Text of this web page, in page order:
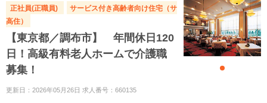
正社員(正職員)
サービス付き高齢者向け住宅（サ
高住）
【東京都／調布市】 年間休日120
日！高級有料老人ホームで介護職
募集！
更新日：2026年05月26日 求人番号：660135